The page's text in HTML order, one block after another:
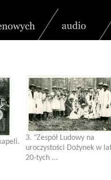
3. "Zespół Ludowy na
uroczystości Dożynek w
20-tych ...